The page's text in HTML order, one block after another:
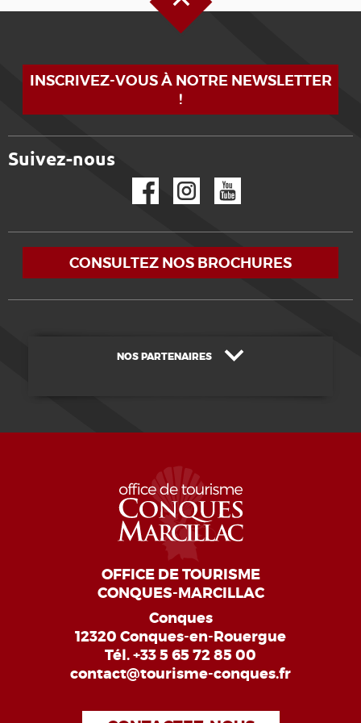
INSCRIVEZ-VOUS À NOTRE NEWSLETTER
!
Suivez-nous
CONSULTEZ NOS BROCHURES
NOS PARTENAIRES
OFFICE DE TOURISME
CONQUES-MARCILLAC
Conques
12320 Conques-en-Rouergue
Tél.+33 5 65 72 85 00
contact@tourisme-conques.fr